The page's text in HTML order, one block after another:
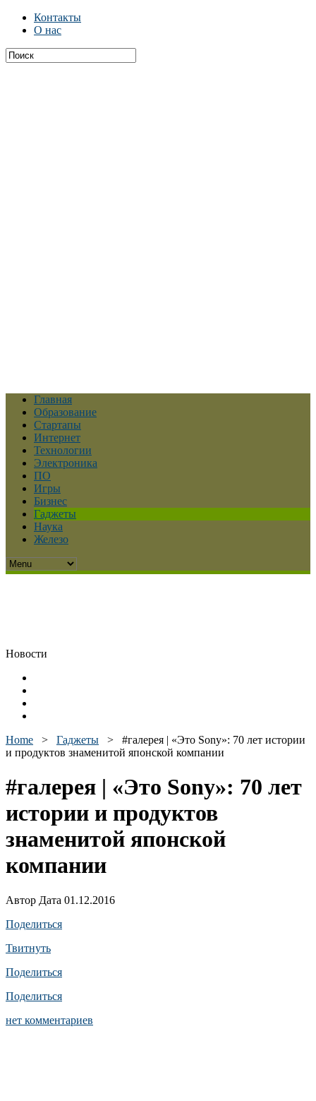
Контакты
О нас
Главная
Образование
Стартапы
Интернет
Технологии
Электроника
ПО
Игры
Бизнес
Гаджеты
Наука
Железо
Новости
Home > Гаджеты > #галерея | «Это Sony»: 70 лет истории
и продуктов знаменитой японской компании
#галерея | «Это Sony»: 70 лет
истории и продуктов
знаменитой японской
компании
Автор Дата 01.12.2016
Поделиться
Твитнуть
Поделиться
Поделиться
нет комментариев